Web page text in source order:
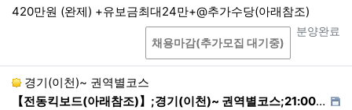
실을 예방하거나, 범죄 및 소송 등을 위해 보관해야
그 목적을 달성하기 위한 최소한의 기간 및 항목만 보
<보관정보/보존기간>
이용약관에 따라 자격이 상실 된 회원정보 :
420만원 (완제) +유보금최대24만+@추가수당(아래참조)
진행상태
분양완료
상담
채용마감(추가모집 대기중)
경기(이천)~ 권역별코스
【전동킥보드(아래참조)】;경기(이천)~ 권역별코스;21:00~03:00